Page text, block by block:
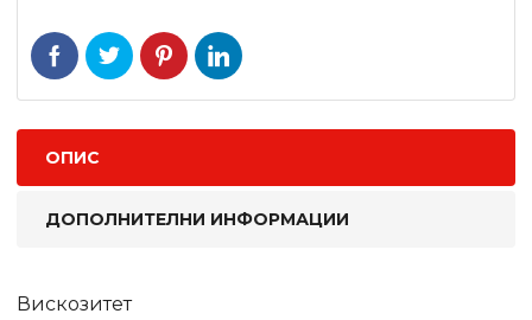
ОПИС
ДОПОЛНИТЕЛНИ ИНФОРМАЦИИ
Вискозитет